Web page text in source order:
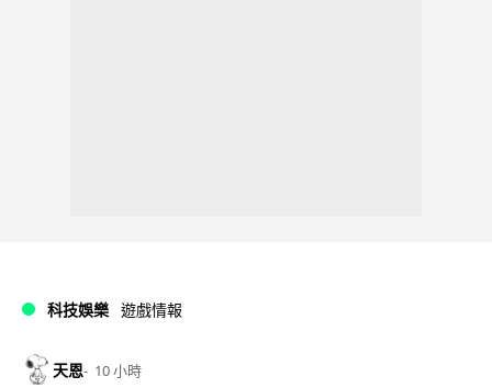
科技娛樂 遊戲情報
天恩 10 小時